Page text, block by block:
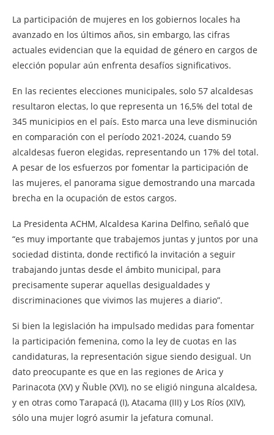
La participación de mujeres en los gobiernos locales ha
avanzado en los últimos años, sin embargo, las cifras
actuales evidencian que la equidad de género en cargos de
elección popular aún enfrenta desafíos significativos.
En las recientes elecciones municipales, solo 57 alcaldesas
resultaron electas, lo que representa un 16,5% del total de
345 municipios en el país. Esto marca una leve disminución
en comparación con el período 2021-2024, cuando 59
alcaldesas fueron elegidas, representando un 17% del total.
A pesar de los esfuerzos por fomentar la participación de
las mujeres, el panorama sigue demostrando una marcada
brecha en la ocupación de estos cargos.
La Presidenta ACHM, Alcaldesa Karina Delfino, señaló que
“es muy importante que trabajemos juntas y juntos por una
sociedad distinta, donde rectificó la invitación a seguir
trabajando juntas desde el ámbito municipal, para
precisamente superar aquellas desigualdades y
discriminaciones que vivimos las mujeres a diario”.
Si bien la legislación ha impulsado medidas para fomentar
la participación femenina, como la ley de cuotas en las
candidaturas, la representación sigue siendo desigual. Un
dato preocupante es que en las regiones de Arica y
Parinacota (XV) y Ñuble (XVI), no se eligió ninguna alcaldesa,
y en otras como Tarapacá (I), Atacama (III) y Los Ríos (XIV),
sólo una mujer logró asumir la jefatura comunal.